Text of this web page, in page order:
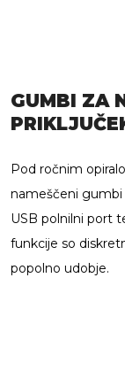
GUMBI ZA
Pod ročnim
nameščeni gumbi
USB polnilni port
funkcije so
popolno udobje.